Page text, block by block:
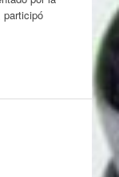
participó